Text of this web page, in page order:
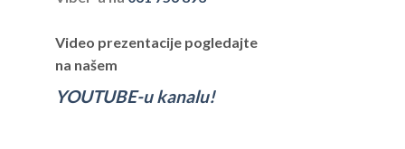
Video prezentacije pogledajte
na našem
YOUTUBE-u kanalu!